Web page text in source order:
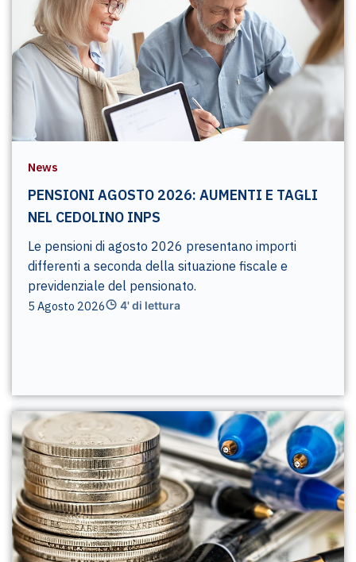
News
PENSIONI AGOSTO 2026: AUMENTI E TAGLI
NEL CEDOLINO INPS
Le pensioni di agosto 2026 presentano importi
differenti a seconda della situazione fiscale e
previdenziale del pensionato.
5 Agosto 2026 4' di lettura